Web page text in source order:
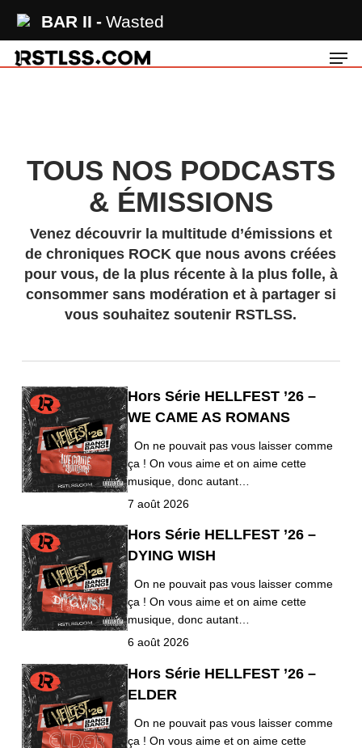
BAR II Wasted
main
TOUS NOS PODCASTS
& ÉMISSIONS
Venez découvrir la multitude d’émissions et
de chroniques ROCK que nous avons créées
pour vous, de la plus récente à la plus folle, à
consommer sans modération et à partager si
vous souhaitez soutenir RSTLSS.
Hors Série HELLFEST ’26 –
WE CAME AS ROMANS
On ne pouvait pas vous laisser comme
ça ! On vous aime et on aime cette
musique, donc autant…
7 août 2026
Hors Série HELLFEST ’26 –
DYING WISH
On ne pouvait pas vous laisser comme
ça ! On vous aime et on aime cette
musique, donc autant…
6 août 2026
Hors Série HELLFEST ’26 –
ELDER
On ne pouvait pas vous laisser comme
ça ! On vous aime et on aime cette